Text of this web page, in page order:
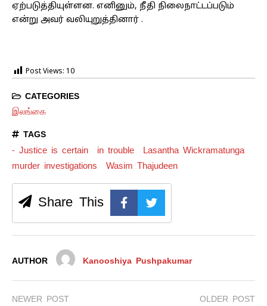
ஏற்படுத்தியுள்ளன. எனினும், நீதி நிலைநாட்டப்படும்
என்று அவர் வலியுறுத்தினார் .
Post Views: 10
CATEGORIES
இலங்கை
TAGS
- Justice is certain in trouble
Lasantha Wickramatunga
murder investigations
Wasim Thajudeen
Share This
AUTHOR Kanooshiya Pushpakumar
NEWER POST OLDER POST